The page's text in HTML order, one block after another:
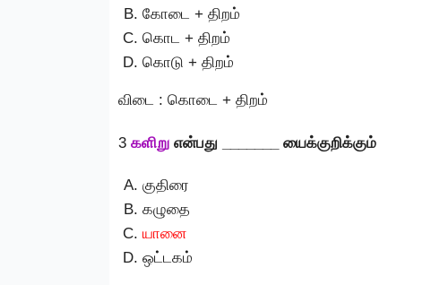
கோடை + திறம்
கொட + திறம்
கொடு + திறம்
விடை : கொடை + திறம்
3 களிறு என்பது _______ யைக்குறிக்கும்
குதிரை
கழுதை
யானை
ஒட்டகம்